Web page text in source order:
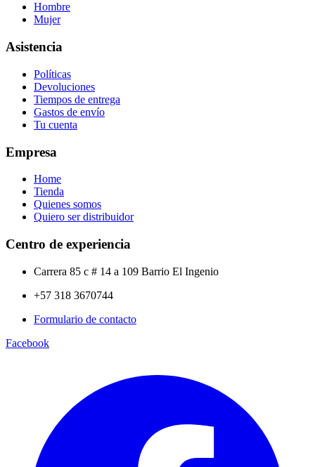
Hombre
Mujer
Asistencia
Políticas
Devoluciones
Tiempos de entrega
Gastos de envío
Tu cuenta
Empresa
Home
Tienda
Quienes somos
Quiero ser distribuidor
Centro de experiencia
Carrera 85 c # 14 a 109 Barrio El Ingenio
+57 318 3670744
Formulario de contacto
Facebook